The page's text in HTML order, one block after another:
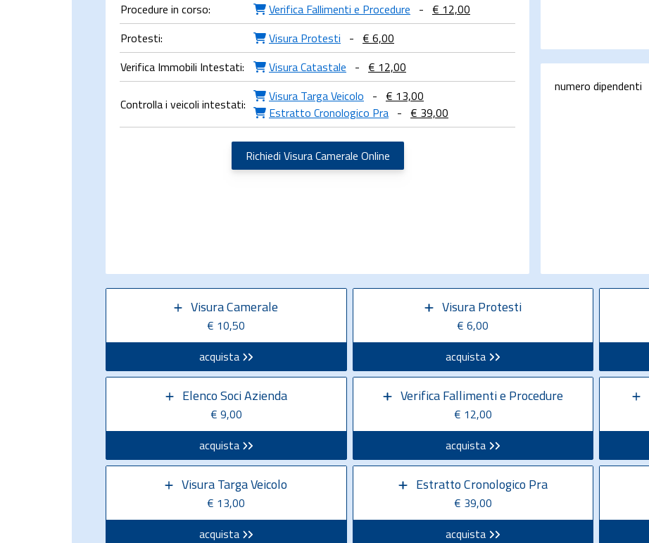
Procedure in corso:
Verifica Fallimenti e Procedure - € 12,00
Protesti:
Visura Protesti - € 6,00
Verifica Immobili Intestati:
Visura Catastale - € 12,00
Controlla i veicoli intestati: Visura Targa Veicolo - € 13,00
Estratto Cronologico Pra - € 39,00
Richiedi Visura Camerale Online
numero dipendenti
Visura Camerale
€ 10,50
acquista
Visura Protesti
€ 6,00
acquista
Elenco Soci Azienda
€ 9,00
acquista
Verifica Fallimenti e Procedure
€ 12,00
acquista
Visura Targa Veicolo
€ 13,00
acquista
Estratto Cronologico Pra
€ 39,00
acquista